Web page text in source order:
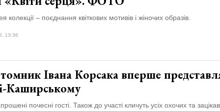
колекції – поєднання квіткових мотивів і жіночих образів.
13:36
Івана Корсака вперше
Каширському
почесні гості. Також до участі кличуть усіх охочих та